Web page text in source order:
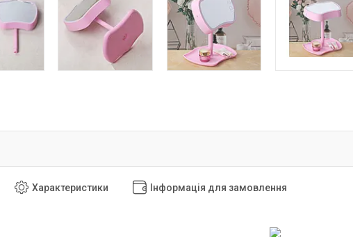
Характеристики Інформація для замовлення